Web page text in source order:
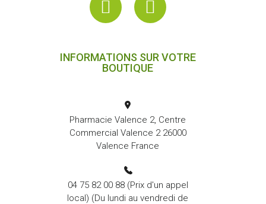
INFORMATIONS SUR VOTRE
BOUTIQUE
Pharmacie Valence 2, Centre
Commercial Valence 2 26000
Valence France
04 75 82 00 88(Prix d'un appel
local) (Du lundi au vendredi de